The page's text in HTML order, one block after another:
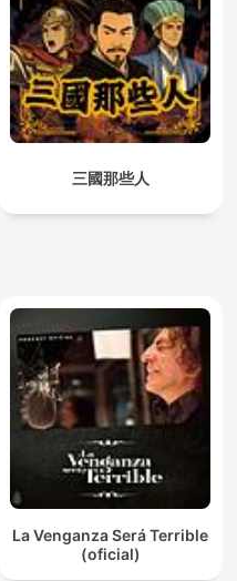
三國那些人
La Venganza Será Terrible
(oficial)